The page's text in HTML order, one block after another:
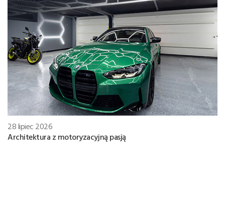
28 lipiec 2026
Architektura z motoryzacyjną pasją